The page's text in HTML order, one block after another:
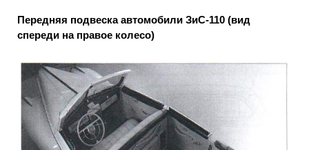
Передняя подвеска автомобили ЗиС-110 (вид
спереди на правое колесо)